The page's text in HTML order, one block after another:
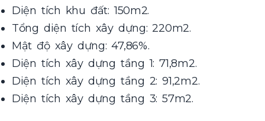
Diện tích khu đất: 150m2.
Tổng diện tích xây dựng: 220m2.
Mật độ xây dựng: 47,86%.
Diện tích xây dựng tầng 1: 71,8m2.
Diện tích xây dựng tầng 2: 91,2m2.
Diện tích xây dựng tầng 3: 57m2.